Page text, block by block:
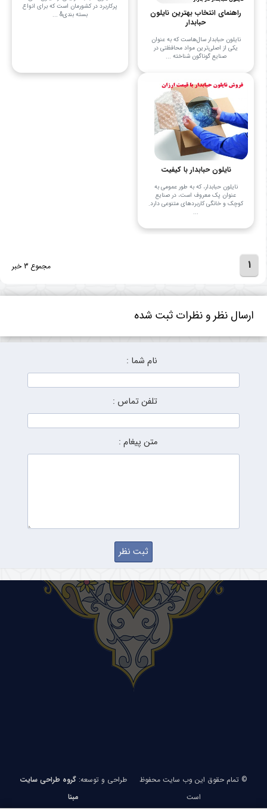
راهنمای انتخاب بهترین نایلون
حبابدار
نایلون حبابدار سال‌هاست که به عنوان
یکی از اصلی‌ترین مواد محافظتی در
صنایع گوناگون شناخته ...
پرکاربرد در کشورمان است که برای انواع
بسته‌ بندی& ...
نایلون حبابدار با کیفیت
نایلون حبابدار، که به طور عمومی به
عنوان پک معروف است، در صنایع
کوچک و خانگی کاربردهای متنوعی دارد.
...
1 مجموع 3 خبر
ارسال نظر و نظرات ثبت شده
نام شما :
تلفن تماس :
متن پیغام :
© تمام حقوق این وب سایت محفوظ
است
طراحی و توسعه: گروه طراحی سایت
مبنا